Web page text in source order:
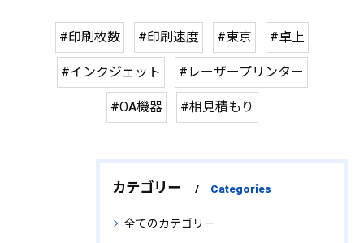
#印刷枚数 #印刷速度 #東京 #卓上
#インクジェット #レーザープリンター
#OA機器 #相見積もり
カテゴリー Categories
全てのカテゴリー